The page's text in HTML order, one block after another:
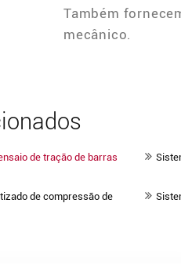
Também
mecânico.
de tração de barras
de compressão de